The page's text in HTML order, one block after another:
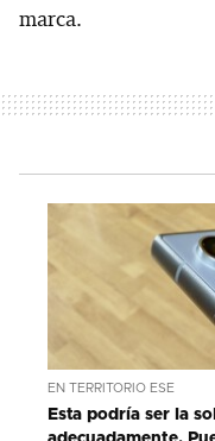
marca.
EN TERRITORIO ESE
Esta podría ser la